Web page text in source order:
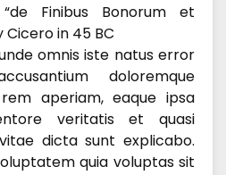
Finibus Bonorum et
in 45 BC
omnis iste natus error
doloremque
aperiam, eaque ipsa
veritatis et quasi
dicta sunt explicabo.
quia voluptas sit